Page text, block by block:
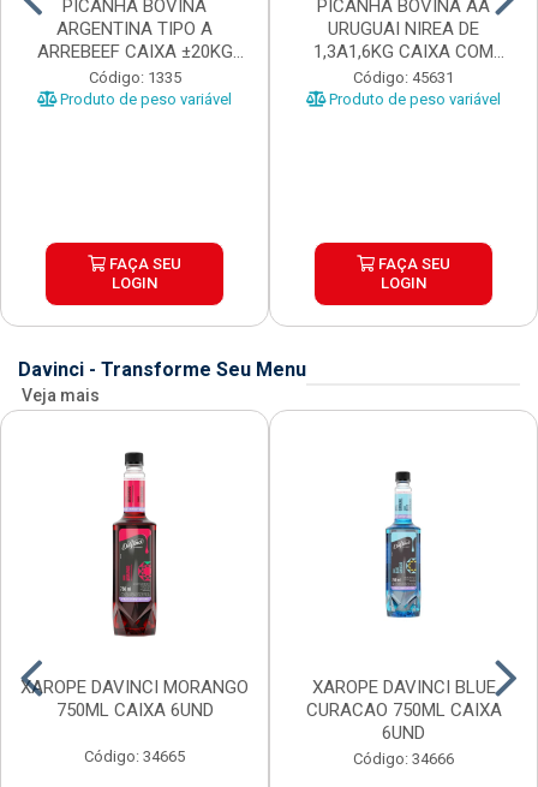
PICANHA BOVINA
ARGENTINA TIPO A
ARREBEEF CAIXA ±20KG
PEÇAS 1...
Código: 1335
Produto de peso variável
FAÇA SEU
LOGIN
PICANHA BOVINA AA
URUGUAI NIREA DE
1,3A1,6KG CAIXA COM
±15KG
Código: 45631
Produto de peso variável
FAÇA SEU
LOGIN
Davinci - Transforme Seu Menu
Veja mais
XAROPE DAVINCI MORANGO
750ML CAIXA 6UND
Código: 34665
XAROPE DAVINCI BLUE
CURACAO 750ML CAIXA
6UND
Código: 34666